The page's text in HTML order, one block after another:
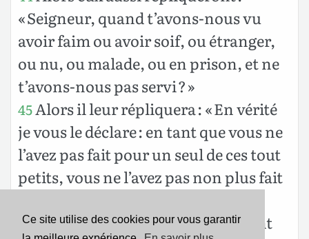
Ce site utilise des cookies pour vous garantir
« Seigneur, quand t’avons-nous vu
avoir faim ou avoir soif, ou étranger,
ou nu, ou malade, ou en prison, et ne
t’avons-nous pas servi ? »
45Alors il leur répliquera : « En vérité
je vous le déclare : en tant que vous ne
l’avez pas fait pour un seul de ces tout
petits, vous ne l’avez pas non plus fait
46Et ceux-ci s’en iront au châtiment